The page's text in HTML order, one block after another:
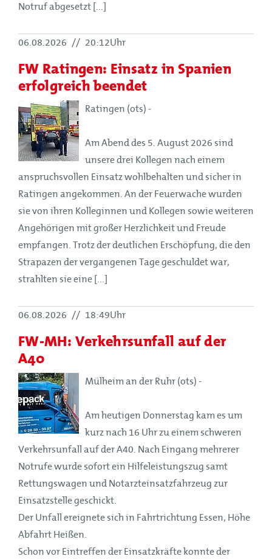
Notruf abgesetzt [...]
06.08.2026 // 20:12Uhr
FW Ratingen: Einsatz in Spanien
erfolgreich beendet
Ratingen (ots) -
Am Abend des 5. August 2026 sind
unsere drei Kollegen nach einem
anspruchsvollen Einsatz wohlbehalten und sicher in
Ratingen angekommen. An der Feuerwache wurden
sie von ihren Kolleginnen und Kollegen sowie weiteren
Angehörigen mit großer Herzlichkeit und Freude
empfangen. Trotz der deutlichen Erschöpfung, die den
Strapazen der vergangenen Tage geschuldet war,
strahlten sie eine [...]
06.08.2026 // 18:49Uhr
FW-MH: Verkehrsunfall auf der
A40
Mülheim an der Ruhr (ots) -
Am heutigen Donnerstag kam es um
kurz nach 16 Uhr zu einem schweren
Verkehrsunfall auf der A40. Nach Eingang mehrerer
Notrufe wurde sofort ein Hilfeleistungszug samt
Rettungswagen und Notarzteinsatzfahrzeug zur
Einsatzstelle geschickt.
Der Unfall ereignete sich in Fahrtrichtung Essen, Höhe
Abfahrt Heißen.
Schon vor Eintreffen der Einsatzkräfte konnte der